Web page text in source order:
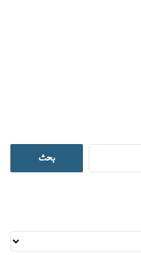
البحث